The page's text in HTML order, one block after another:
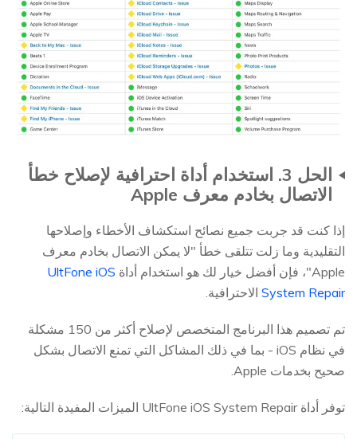
الحل 3. استخدام أداة احترافية لإصلاح خطأ
الاتصال بخادم معرف Apple
إذا كنت قد جربت جميع نصائح استكشاف الأخطاء وإصلاحها
التقليدية وما زلت تتلقى خطأ "لا يمكن الاتصال بخادم معرف
Apple"، فإن أفضل خيار لك هو استخدام أداة
UltFone iOS
System Repair الاحترافية.
تم تصميم هذا البرنامج المتخصص لإصلاح أكثر من 150 مشكلة
في نظام iOS - بما في ذلك المشاكل التي تمنع الاتصال بشكل
صحيح بخدمات Apple.
توفر أداة UltFone iOS System Repair الميزات المفيدة التالية: